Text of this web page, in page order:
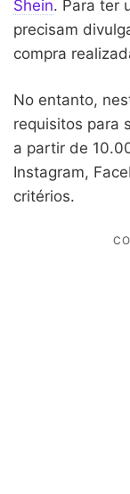
Shein. Para ter
precisam
compra
No entanto,
requisitos para
a partir de
Instagram,
critérios.